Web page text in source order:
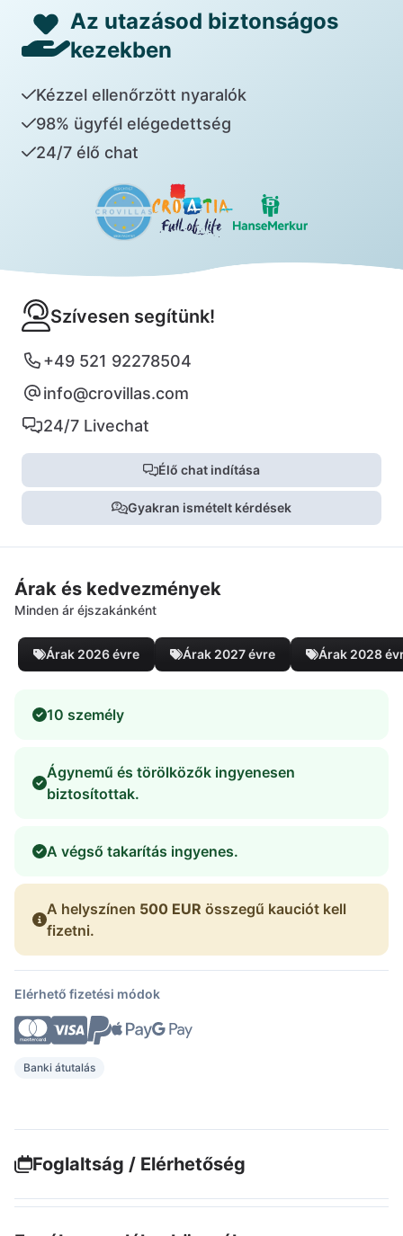
Az utazásod biztonságos
kezekben
Kézzel ellenőrzött nyaralók
98% ügyfél elégedettség
24/7 élő chat
Szívesen segítünk!
+49 521 92278504
info@crovillas.com
24/7 Livechat
Élő chat indítása
Gyakran ismételt kérdések
Árak és kedvezmények
Minden ár éjszakánként
Árak 2026 évre Árak 2027 évre Árak 2028
10 személy
Ágynemű és törölközők ingyenesen
biztosítottak.
A végső takarítás ingyenes.
A helyszínen 500 EUR összegű kauciót kell
fizetni.
Elérhető fizetési módok
Banki átutalás
Foglaltság / Elérhetőség